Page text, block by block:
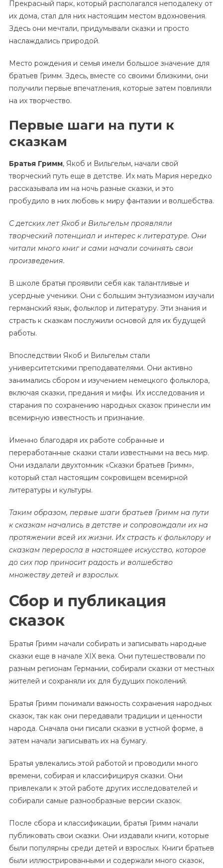
Прекрасный парк, который располагался неподалеку от
их дома, стал для них настоящим местом вдохновения.
Здесь они мечтали, придумывали сказки и просто
наслаждались природой.
Место рождения и семья имели большое значение для
братьев Гримм. Здесь, вместе со своими близкими, они
получили первые впечатления, которые затем повлияли
на их творчество.
Первые шаги на пути к
сказкам
Братья Гримм, Якоб и Вильгельм, начали свой
творческий путь еще в детстве. Их мать Мария нередко
рассказывала им на ночь разные сказки, и это
пробудило в них любовь к миру фантазии и волшебства.
С детских лет Якоб и Вильгельм проявляли
творческий потенциал и интерес к литературе. Они
читали много книг и сами начали сочинять свои
произведения.
В школе братья проявили себя как талантливые и
усердные ученики. Они с большим энтузиазмом изучали
германский язык, фольклор и литературу. Эти знания и
страсть к сказкам послужили основой для их будущей
работы.
Впоследствии Якоб и Вильгельм стали
университетскими преподавателями. Они активно
занимались сбором и изучением немецкого фольклора,
включая сказки, предания и мифы. Их исследования и
старания по сохранению народных сказок принесли им
всемирную известность и признание.
Именно благодаря их работе собранные и
переработанные сказки стали известными на весь мир.
Они издалали двухтомник «Сказки братьев Гримм»,
который стал настоящим сокровищем всемирной
литературы и культуры.
Таким образом, первые шаги братьев Гримм на пути
к сказкам начались в детстве и сопровождали их на
протяжении всей их жизни. Их страсть к фольклору и
сказкам переросла в настоящее искусство, которое
до сих пор приносит радость и волшебство
множеству детей и взрослых.
Сбор и публикация
сказок
Братья Гримм начали собирать и записывать народные
сказки еще в начале XIX века. Они путешествовали по
разным регионам Германии, собирали сказки от местных
жителей и сохраняли их для будущих поколений.
Братья Гримм понимали важность сохранения народных
сказок, так как они передавали традиции и ценности
народа. Сначала они писали сказки в устной форме, а
затем начали записывать их на бумагу.
Братья увлекались этой работой и проводили много
времени, собирая и классифицируя сказки. Они
привлекали к этой работе других исследователей и
собирали самые разнообразные версии сказок.
После сбора и классификации, братья Гримм начали
публиковать свои сказки. Они издавали книги, которые
были популярны среди детей и взрослых. Книги братьев
были иллюстрированными и содержали много сказок,